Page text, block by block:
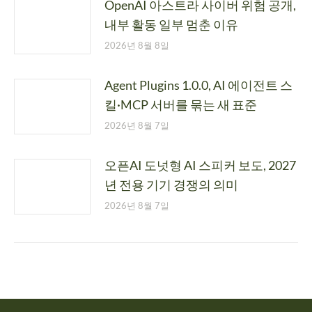
OpenAI 아스트라 사이버 위험 공개,
내부 활동 일부 멈춘 이유
2026년 8월 8일
Agent Plugins 1.0.0, AI 에이전트 스
킬·MCP 서버를 묶는 새 표준
2026년 8월 7일
오픈AI 도넛형 AI 스피커 보도, 2027
년 전용 기기 경쟁의 의미
2026년 8월 7일